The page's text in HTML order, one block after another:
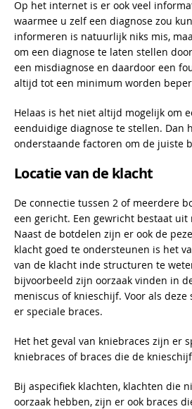
Op het internet is er ook veel
waarmee u zelf een diagnose zou
informeren is natuurlijk niks mis,
om een diagnose te laten stellen
een misdiagnose en daardoor een
altijd tot een minimum worden
Helaas is het niet altijd mogelijk om
eenduidige diagnose te stellen. Dan
onderstaande factoren om de juiste
Locatie van de klacht
De connectie tussen 2 of meerdere
een gericht. Een gewricht bestaat
Naast de botdelen zijn er ook de
klacht goed te ondersteunen is het
van de klacht inde structuren te
bijvoorbeeld zijn oorzaak vinden in
meniscus of knieschijf. Voor als deze
er speciale braces.
Het het geval van kniebraces zijn er
kniebraces of braces die de
Bij aspecifiek klachten, klachten die
oorzaak hebben, zijn er ook braces